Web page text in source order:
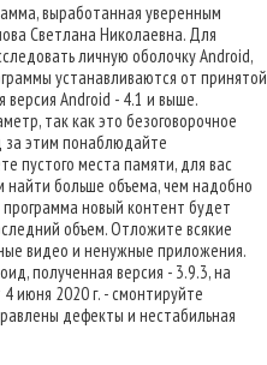
выработанная уверенным
Светлана Николаевна. Для
личную оболочку Android,
устанавливаются от принятой
Android - 4.1 и выше.
так как это безоговорочное
за этим понаблюдайте
пустого места памяти, для вас
больше объема, чем надобно
программа новый контент будет
объем. Отложите всякие
видео и ненужные приложения.
полученная версия - 3.9.3, на
июня 2020 г. - смонтируйте
дефекты и нестабильная